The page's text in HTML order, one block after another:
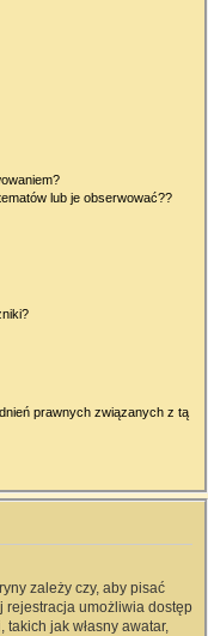
lub je obserwować??
prawnych związanych z tą
zależy czy, aby pisać
rejestracja umożliwia dostęp
jak własny awatar,